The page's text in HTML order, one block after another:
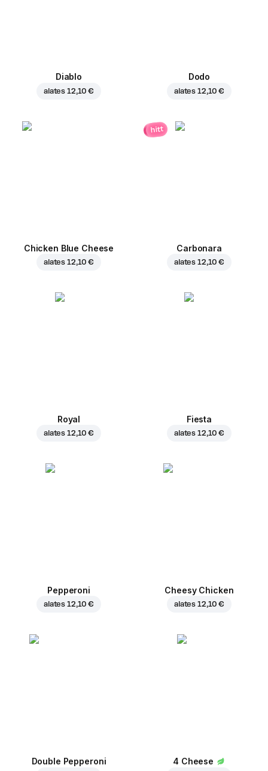
Diablo
alates 12,10 €
Dodo
alates 12,10 €
Chicken Blue Cheese
alates 12,10 €
hitt
Carbonara
alates 12,10 €
Royal
alates 12,10 €
Fiesta
alates 12,10 €
Pepperoni
alates 12,10 €
Cheesy Chicken
alates 12,10 €
Double Pepperoni 4 Cheese